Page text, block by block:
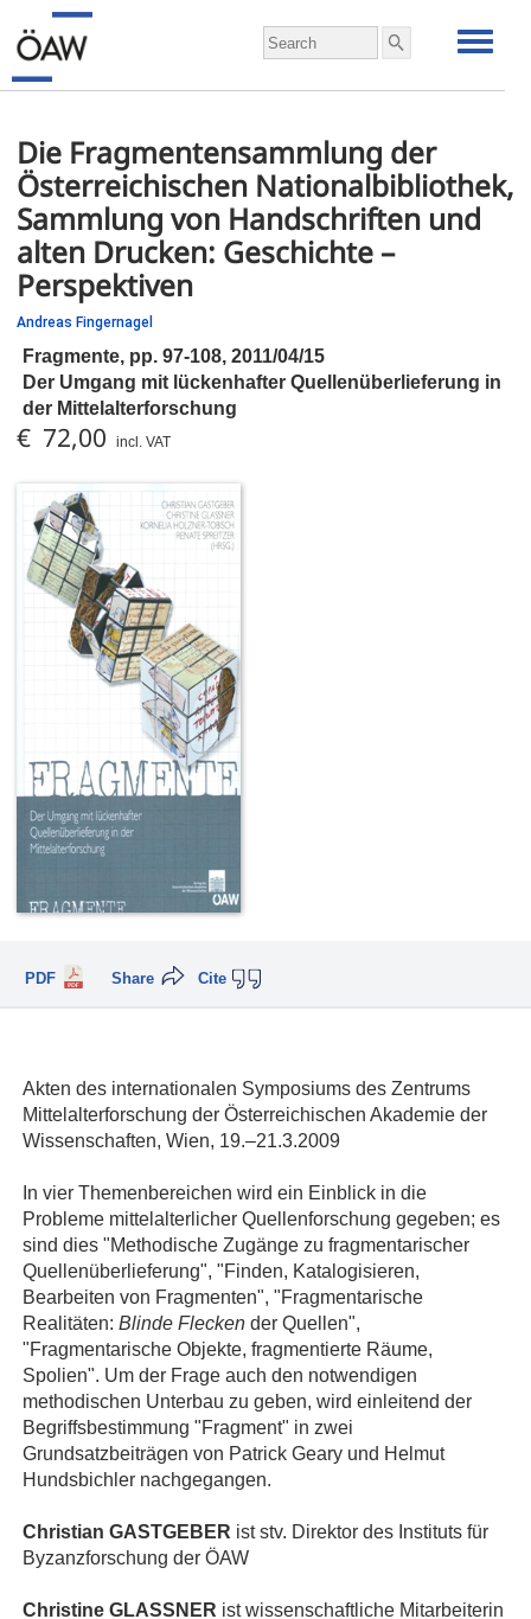
Die Fragmentensammlung der
Österreichischen Nationalbibliothek,
Sammlung von Handschriften und
alten Drucken: Geschichte –
Perspektiven
Andreas Fingernagel
Fragmente, pp. 97-108, 2011/04/15
Der Umgang mit lückenhafter Quellenüberlieferung in
der Mittelalterforschung
€ 72,00 incl. VAT
PDF Cite
Share
Akten des internationalen Symposiums des Zentrums
Mittelalterforschung der Österreichischen Akademie der
Wissenschaften, Wien, 19.–21.3.2009
In vier Themenbereichen wird ein Einblick in die
Probleme mittelalterlicher Quellenforschung gegeben; es
sind dies "Methodische Zugänge zu fragmentarischer
Quellenüberlieferung", "Finden, Katalogisieren,
Bearbeiten von Fragmenten", "Fragmentarische
Realitäten: Blinde Flecken der Quellen",
"Fragmentarische Objekte, fragmentierte Räume,
Spolien". Um der Frage auch den notwendigen
methodischen Unterbau zu geben, wird einleitend der
Begriffsbestimmung "Fragment" in zwei
Grundsatzbeiträgen von Patrick Geary und Helmut
Hundsbichler nachgegangen.
Christian GASTGEBER ist stv. Direktor des Instituts für
Byzanzforschung der ÖAW
Christine GLASSNER ist wissenschaftliche Mitarbeiterin